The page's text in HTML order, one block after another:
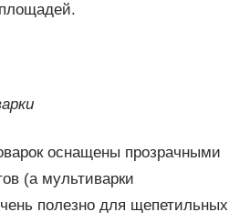
оснащены прозрачными
(а мультиварки
полезно для щепетильных